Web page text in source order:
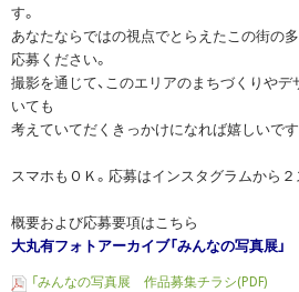
す。
あなたならではの視点でとらえたこの街の
応募ください。
撮影を通じて、このエリアのまちづくりや
いても
考えていてだくきっかけになれば嬉しいです
スマホもＯＫ。応募はインスタグラムから２
概要および応募要項はこちら
大丸有フォトアーカイブ「みんなの写真展」
「みんなの写真展 作品募集チラシ(PDF)